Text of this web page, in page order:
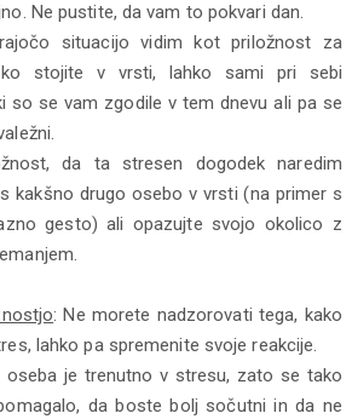
Ne pustite, da vam to pokvari dan.
situacijo vidim kot priložnost za
ko stojite v vrsti, lahko sami pri sebi
so se vam zgodile v tem dnevu ali pa se
da ta stresen dogodek naredim
kakšno drugo osebo v vrsti (na primer s
gesto) ali opazujte svojo okolico z
: Ne morete nadzorovati tega, kako
lahko pa spremenite svoje reakcije.
oseba je trenutno v stresu, zato se tako
da boste bolj sočutni in da ne